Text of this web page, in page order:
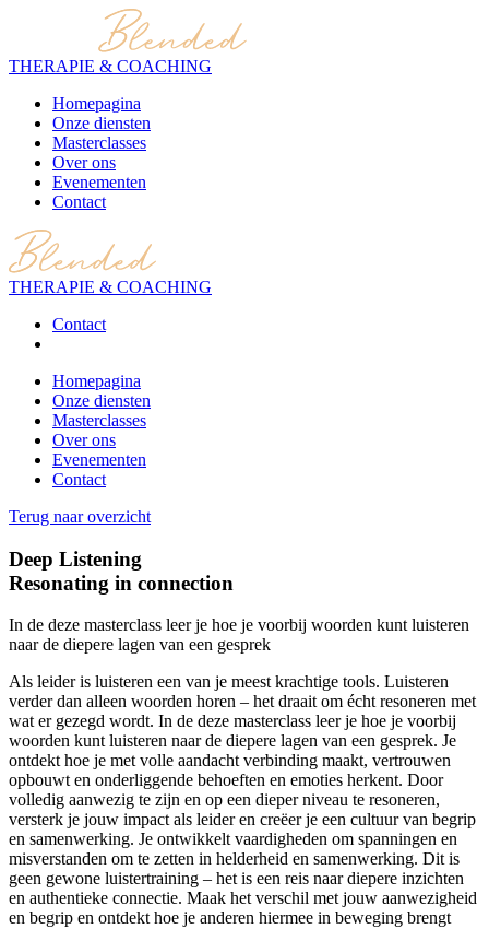
THERAPIE & COACHING
Homepagina
Onze diensten
Masterclasses
Over ons
Evenementen
Contact
THERAPIE & COACHING
Contact
Homepagina
Onze diensten
Masterclasses
Over ons
Evenementen
Contact
Terug naar overzicht
Deep Listening
Resonating in connection
In de deze masterclass leer je hoe je voorbij woorden kunt luisteren
naar de diepere lagen van een gesprek
Als leider is luisteren een van je meest krachtige tools. Luisteren
verder dan alleen woorden horen – het draait om écht resoneren met
wat er gezegd wordt. In de deze masterclass leer je hoe je voorbij
woorden kunt luisteren naar de diepere lagen van een gesprek. Je
ontdekt hoe je met volle aandacht verbinding maakt, vertrouwen
opbouwt en onderliggende behoeften en emoties herkent. Door
volledig aanwezig te zijn en op een dieper niveau te resoneren,
versterk je jouw impact als leider en creëer je een cultuur van begrip
en samenwerking. Je ontwikkelt vaardigheden om spanningen en
misverstanden om te zetten in helderheid en samenwerking. Dit is
geen gewone luistertraining – het is een reis naar diepere inzichten
en authentieke connectie. Maak het verschil met jouw aanwezigheid
en begrip en ontdekt hoe je anderen hiermee in beweging brengt